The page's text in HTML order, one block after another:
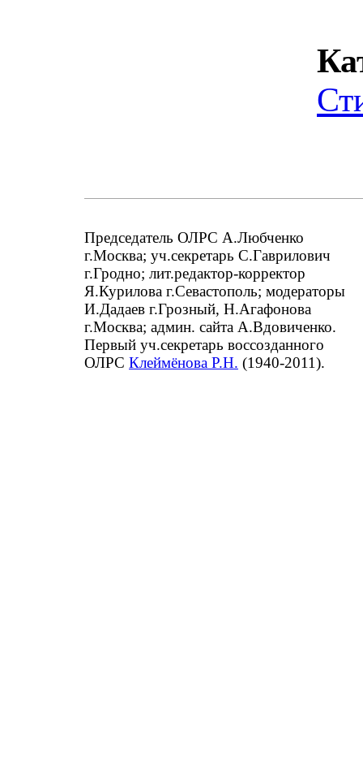
Председатель ОЛРС А.Любченко
г.Москва; уч.секретарь С.Гаврилович
г.Гродно; лит.редактор-корректор
Я.Курилова г.Севастополь; модераторы
И.Дадаев г.Грозный, Н.Агафонова
г.Москва; админ. сайта А.Вдовиченко.
Первый уч.секретарь воссозданного
ОЛРС Клеймёнова Р.Н. (1940-2011).